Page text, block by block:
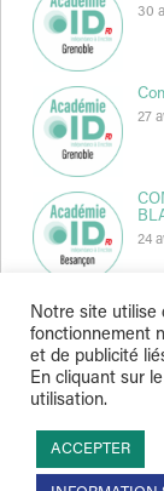
30
27
24
Notre site utilise
fonctionnement
et de publicité
En cliquant sur
utilisation.
ACCEPTER